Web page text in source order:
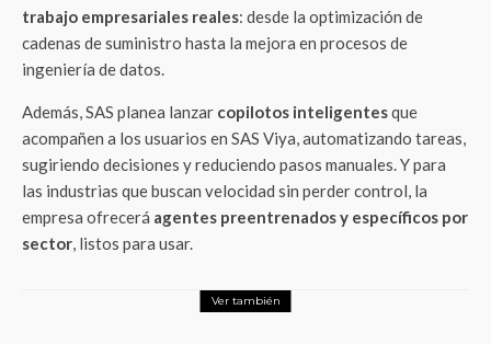
trabajo empresariales reales: desde la optimización de
cadenas de suministro hasta la mejora en procesos de
ingeniería de datos.
Además, SAS planea lanzar copilotos inteligentesque
acompañen a los usuarios en SAS Viya, automatizando tareas,
sugiriendo decisiones y reduciendo pasos manuales. Y para
las industrias que buscan velocidad sin perder control, la
empresa ofrecerá agentes preentrenados y específicos por
sector, listos para usar.
Ver también